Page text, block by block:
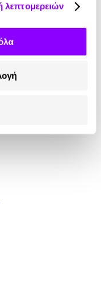
λεπτομερειών